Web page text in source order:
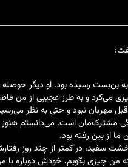
بن‌بست رسیده بود. او دیگر حوصله
می‌کرد و به طرز عجیبی از من
مهربان نبود و حتی به نظر
مشترک‌مان است. می‌دانستم
ما از بین رفته بود.
سفید، در کمتر از چند روز
من چیزی بگویم، خودش دوباره با